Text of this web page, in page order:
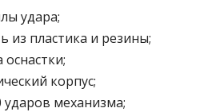
удара;
из пластика и резины;
корпус;
механизма;